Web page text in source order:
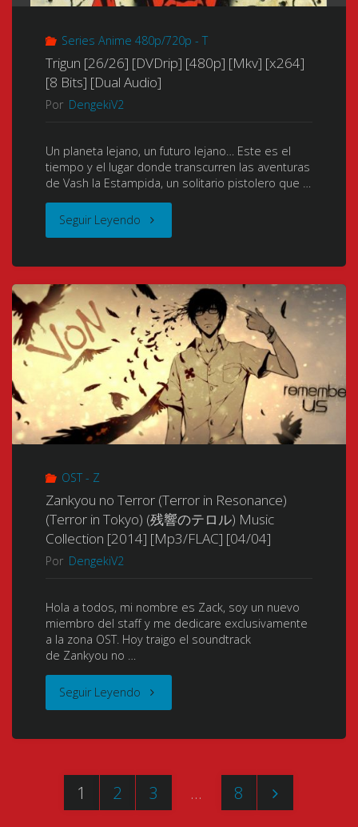
[1080p]
[Google
Drive]
金
術
(2004)
Reflections
+
Fullmetal
Alchemist:
Premium
Collection
04/04]
[BDrip]
[Mkv]
[HEVC]
[10
Bits]
[Dual
Audio]"
Series Anime 480p/720p - T
Trigun [26/26] [DVDrip] [480p] [Mkv] [x264]
[8 Bits] [Dual Audio]
Por DengekiV2
Un planeta lejano, un futuro lejano… Este es el
tiempo y el lugar donde transcurren las aventuras
de Vash la Estampida, un solitario pistolero que …
Seguir Leyendo "Trigun
[DVDrip]
[480p]
[Mkv]
[x264]
[8
[Dual
Audio]"
OST - Z
Zankyou no Terror (Terror in Resonance)
(Terror in Tokyo) (残響のテロル) Music
Collection [2014] [Mp3/FLAC] [04/04]
Por DengekiV2
Hola a todos, mi nombre es Zack, soy un nuevo
miembro del staff y me dedicare exclusivamente
a la zona OST. Hoy traigo el soundtrack
de Zankyou no …
Seguir Leyendo "Zankyou
(Terror
1 2 3 … 8